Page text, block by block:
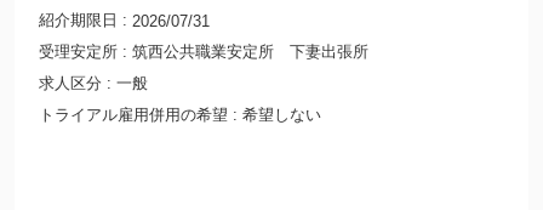
紹介期限日
2026/07/31
受理安定所
筑西公共職業安定所 下妻出張所
求人区分
一般
トライアル雇用併用の希望
希望しない